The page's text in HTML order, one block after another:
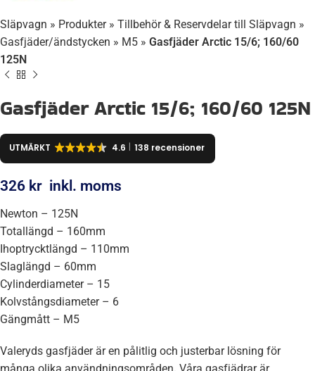
Släpvagn » Produkter» Tillbehör & Reservdelar till Släpvagn »
Gasfjäder/ändstycken » M5 » Gasfjäder Arctic 15/6; 160/60
125N
Gasfjäder Arctic 15/6; 160/60 125N
UTMÄRKT 4.6 138 recensioner
326 kr inkl. moms
Newton – 125N
Totallängd – 160mm
Ihoptrycktlängd – 110mm
Slaglängd – 60mm
Cylinderdiameter – 15
Kolvstångsdiameter – 6
Gängmått – M5
Valeryds gasfjäder är en pålitlig och justerbar lösning för